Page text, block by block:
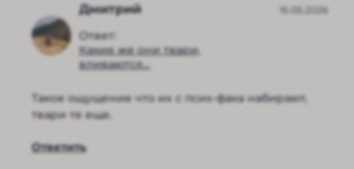
Дмитрий
Ответ:
Какие же они твари,
вливаются...
15.05.2026
Такое ощущение что их с псих-фака набирают,
твари те еще.
Ответить